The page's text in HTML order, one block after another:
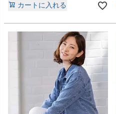
カートに入れる